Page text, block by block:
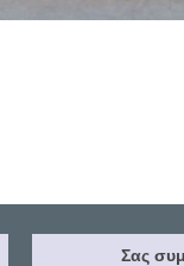
Σας